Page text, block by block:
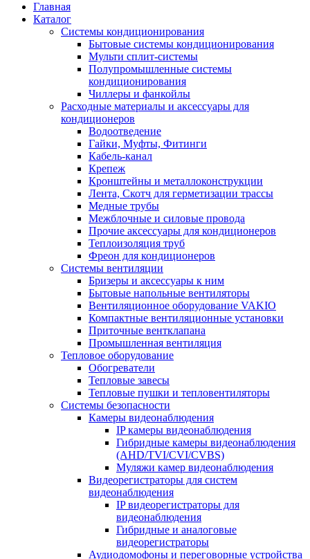
Главная
Каталог
Системы кондиционирования
Бытовые системы кондиционирования
Мульти сплит-системы
Полупромышленные системы
кондиционирования
Чиллеры и фанкойлы
Расходные материалы и аксессуары для
кондиционеров
Водоотведение
Гайки, Муфты, Фитинги
Кабель-канал
Крепеж
Кронштейны и металлоконструкции
Лента, Скотч для герметизации трассы
Медные трубы
Межблочные и силовые провода
Прочие аксессуары для кондиционеров
Теплоизоляция труб
Фреон для кондиционеров
Системы вентиляции
Бризеры и аксессуары к ним
Бытовые напольные вентиляторы
Вентиляционное оборудование VAKIO
Компактные вентиляционные установки
Приточные вентклапана
Промышленная вентиляция
Тепловое оборудование
Обогреватели
Тепловые завесы
Тепловые пушки и тепловентиляторы
Системы безопасности
Камеры видеонаблюдения
IP камеры видеонаблюдения
Гибридные камеры видеонаблюдения
(AHD/TVI/CVI/CVBS)
Муляжи камер видеонаблюдения
Видеорегистраторы для систем
видеонаблюдения
IP видеорегистраторы для
видеонаблюдения
Гибридные и аналоговые
видеорегистраторы
Аудиодомофоны и переговорные устройства